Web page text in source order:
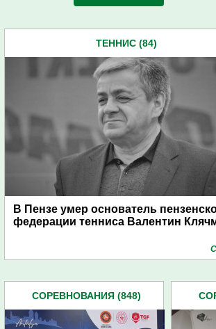
ТЕННИС (84)
В Пензе умер основатель
федерации тенниса Валентин
СОРЕВНОВАНИЯ (848)